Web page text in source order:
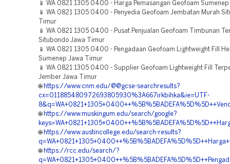
📱 WA 0821 1305 0400 - Harga Pemasangan Geofoam
📱 WA 0821 1305 0400 - Penyedia Geofoam Jembatan Murah
Timur
📱 WA 0821 1305 0400 - Pusat Penjualan Geofoam Timbunan
Situbondo Jawa Timur
📱 WA 0821 1305 0400 - Pengadaan Geofoam Lightweight Fill
Sumenep Jawa Timur
📱 WA 0821 1305 0400 - Supplier Geofoam Lightweight Fill
Jember Jawa Timur
🌐 https://www.cnm.edu/@@gcse-searchresults?
cx=011885480972693805930%3A667irkbihka&ie=UTF-
🌐 https://www.muskingum.edu/search/google?
🌐 https://www.austincollege.edu/search-results?
🌐 https://rcc.edu/search/?